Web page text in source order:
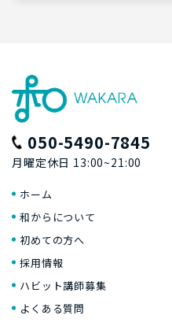
050-5490-7845
月曜定休日 13:00~21:00
ホーム
和からについて
初めての方へ
採用情報
ハビット講師募集
よくある質問